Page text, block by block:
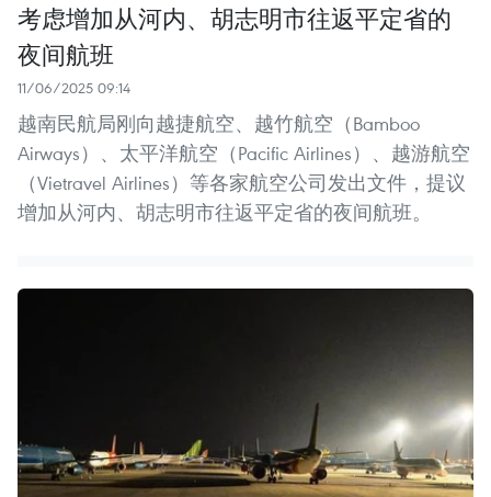
考虑增加从河内、胡志明市往返平定省的
夜间航班
11/06/2025 09:14
越南民航局刚向越捷航空、越竹航空（Bamboo
Airways）、太平洋航空（Pacific Airlines）、越游航空
（Vietravel Airlines）等各家航空公司发出文件，提议
增加从河内、胡志明市往返平定省的夜间航班。